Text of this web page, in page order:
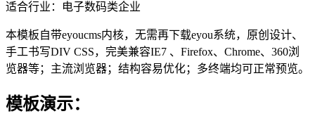
适合行业：电子数码类企业
本模板自带eyoucms内核，无需再下载eyou系统，原创设计、
手工书写DIV CSS，完美兼容IE7 、Firefox、Chrome、360浏
览器等；主流浏览器；结构容易优化；多终端均可正常预览。
模板演示：